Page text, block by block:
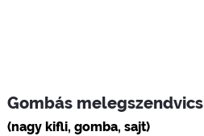
Gombás melegszendvics
(nagy kifli, gomba, sajt)